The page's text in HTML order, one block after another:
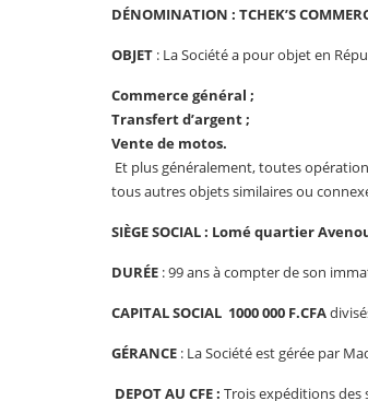
DÉNOMINATION : TCHEK’S
OBJET : La Société a pour objet en
Commerce général ;
Transfert d’argent ;
Vente de motos.
Et plus généralement, toutes
tous autres objets similaires ou
SIÈGE SOCIAL: Lomé quartier
DURÉE : 99 ans à compter de son
CAPITAL SOCIAL 1000 000 F.CFA
GÉRANCE : La Société est gérée par
DEPOT AU CFE : Trois expéditions des